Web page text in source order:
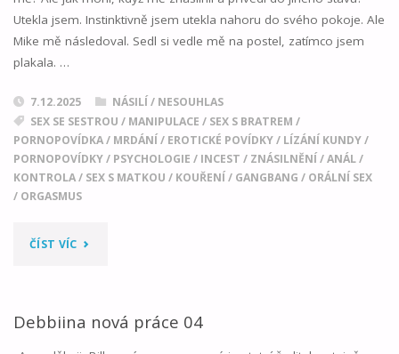
Utekla jsem. Instinktivně jsem utekla nahoru do svého pokoje. Ale
Mike mě následoval. Sedl si vedle mě na postel, zatímco jsem
plakala. …
7.12.2025
NÁSILÍ / NESOUHLAS
SEX SE SESTROU / MANIPULACE / SEX S BRATREM /
PORNOPOVÍDKA/ MRDÁNÍ / EROTICKÉ POVÍDKY/ LÍZÁNÍ KUNDY/
PORNOPOVÍDKY/ PSYCHOLOGIE / INCEST / ZNÁSILNĚNÍ /ANÁL/
KONTROLA/ SEX S MATKOU / KOUŘENÍ / GANGBANG / ORÁLNÍ SEX
/ ORGASMUS
ČÍST VÍC"NOC,
SE
Debbiina nová práce 04